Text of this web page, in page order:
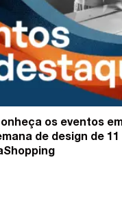
os eventos
de design de 11